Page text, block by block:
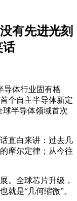
有先进光刻
话
导体行业固有格
个自主半导体新定
半导体领域首次
直白来讲：过去几
摩尔定律；从今往
。全球芯片升级，
就是“几何缩微”。